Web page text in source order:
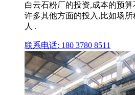
白云石粉厂的投资,成本的预
许多其他方面的投入,比如场所
人 .
联系电话: 180 3780 8511